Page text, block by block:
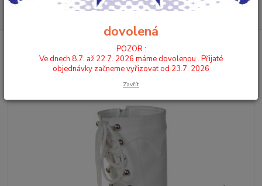
9209 - KŮŽE
dovolená
POZOR :
Ve dnech 8.7. až 22.7. 2026 máme dovolenou . Přijaté
objednávky začneme vyřizovat od 23.7. 2026
Zavřít